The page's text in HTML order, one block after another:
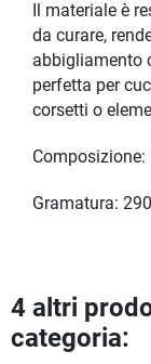
Il materiale è
da curare,
abbigliamento
perfetta per
corsetti o
Composizione:
Gramatura:
4 altri
categoria: